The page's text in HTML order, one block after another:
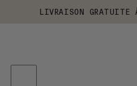
LIVRAISON